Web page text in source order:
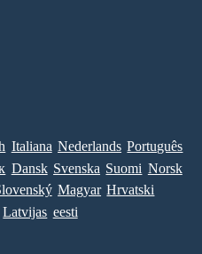
Italiana Nederlands Português
Dansk Svenska Suomi Norsk
Magyar Hrvatski
Latvijas eesti